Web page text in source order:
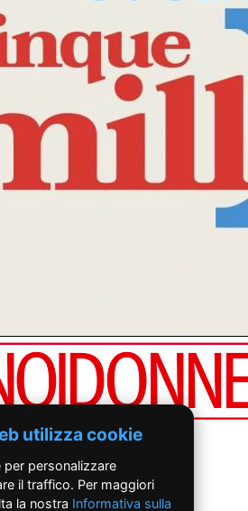
utilizza cookie
personalizzare
il traffico. Per maggiori
la nostra Informativa sulla